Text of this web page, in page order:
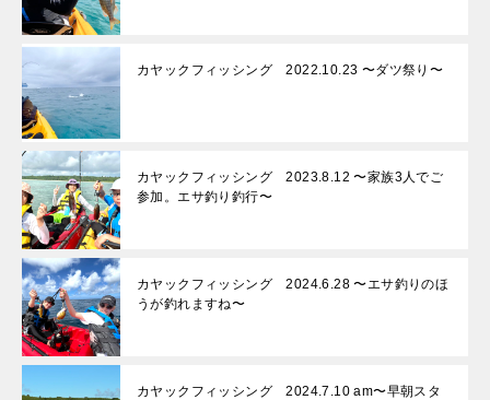
カヤックフィッシング 2022.10.23 〜ダツ祭り〜
カヤックフィッシング 2023.8.12 〜家族3人でご
参加。エサ釣り釣行〜
カヤックフィッシング 2024.6.28 〜エサ釣りのほ
うが釣れますね〜
カヤックフィッシング 2024.7.10 am〜早朝スタ